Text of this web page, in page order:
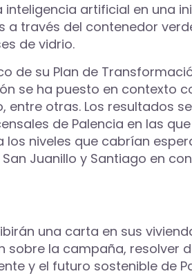
inteligencia artificial en una
través del contenedor
de vidrio.
de su Plan de
se ha puesto en contexto
otras. Los resultados
de Palencia en las
niveles que cabrían
Juanillo y Santiago en
una carta en sus
la campaña, resolver
y el futuro sostenible de